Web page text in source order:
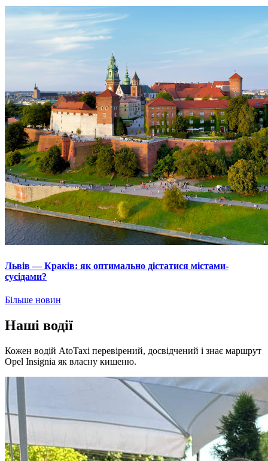
Львів — Краків: як оптимально дістатися містами-
сусідами?
Більше новин
Наші водії
Кожен водій AtoTaxi перевірений, досвідчений і знає маршрут
Opel Insignia як власну кишеню.